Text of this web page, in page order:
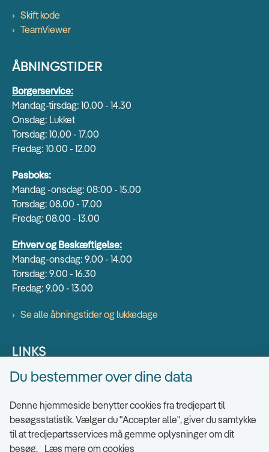
Skift kode
TeamViewer
ÅBNINGSTIDER
Borgerservice:
Mandag-tirsdag: 10.00 - 14.30
Onsdag: Lukket
Torsdag: 10.00 - 17.00
Fredag: 10.00 - 12.00
Pasboks:
Mandag -onsdag: 08:00 - 15.00
Torsdag: 08.00 - 17.00
Fredag: 08.00 - 13.00
Erhverv og Beskæftigelse:
Mandag-onsdag: 9.00 - 14.00
Torsdag: 9.00 - 16.30
Fredag: 9.00 - 13.00
Se alle åbningstider og lukkedage
LINKS
Find EAN numre
Tilgængelighedserklæring
Cookies
Du bestemmer over dine data
Denne hjemmeside benytter cookies fra tredjepart til
besøgsstatistik. Vælger du "Accepter alle", giver du samtykke
til at tredjepartsservices må gemme oplysninger om dit
besøg. Læs mere om cookies